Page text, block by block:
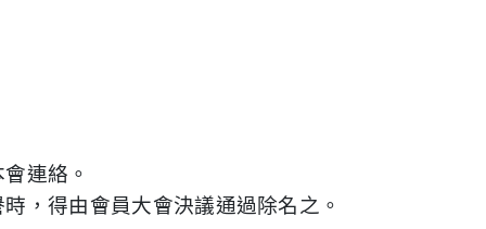
連絡。
，得由會員大會決議通過除名之。